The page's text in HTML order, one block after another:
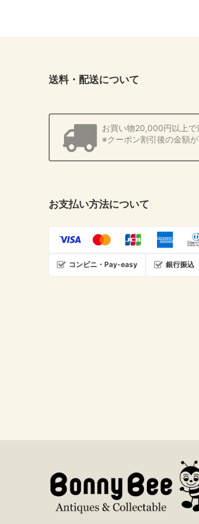
送料・配送について
お買い物20,000円以上で
※クーポン割引後の金額
お支払い方法について
コンビニ・Pay-easy 銀行振込